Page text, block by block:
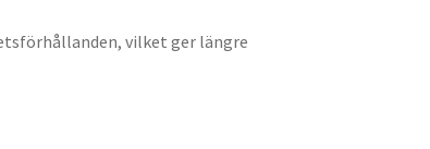
vilket ger längre